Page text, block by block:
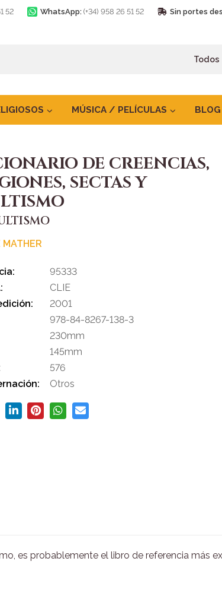
52 WhatsApp: (+34) 958 26 51 52 Sin portes
MÚSICA / PELÍCULAS BLOG
DE CREENCIAS,
SECTAS Y
MATHER
95333
CLIE
2001
978-84-8267-138-3
230mm
145mm
576
Otros
es probablemente el libro de referencia más